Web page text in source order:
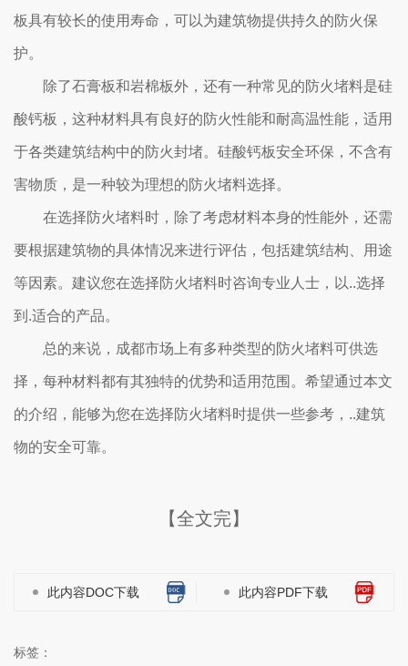
板具有较长的使用寿命，可以为建筑物提供持久的防火保
护。
除了石膏板和岩棉板外，还有一种常见的防火堵料是硅
酸钙板，这种材料具有良好的防火性能和耐高温性能，适用
于各类建筑结构中的防火封堵。硅酸钙板安全环保，不含有
害物质，是一种较为理想的防火堵料选择。
在选择防火堵料时，除了考虑材料本身的性能外，还需
要根据建筑物的具体情况来进行评估，包括建筑结构、用途
等因素。建议您在选择防火堵料时咨询专业人士，以..选择
到.适合的产品。
总的来说，成都市场上有多种类型的防火堵料可供选
择，每种材料都有其独特的优势和适用范围。希望通过本文
的介绍，能够为您在选择防火堵料时提供一些参考，..建筑
物的安全可靠。
【全文完】
此内容DOC下载 此内容PDF下载
标签：